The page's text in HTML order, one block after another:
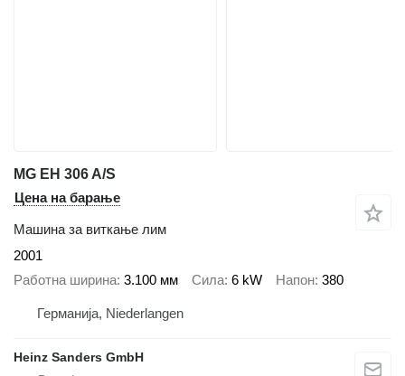
MG EH 306 A/S
Цена на барање
Машина за виткање лим
2001
Работна ширина 3.100 мм Сила 6 kW Напон 380
Германија, Niederlangen
Heinz Sanders GmbH